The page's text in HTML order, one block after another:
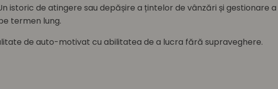
istoric de atingere sau depășire a țintelor de vânzări și gestionare a
termen lung.
de auto-motivat cu abilitatea de a lucra fără supraveghere.